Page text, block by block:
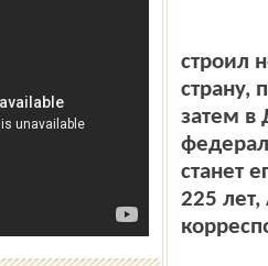
строил
страну,
затем в
станет
225